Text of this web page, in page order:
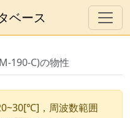
ベース
190-C)の物性
，周波数範囲